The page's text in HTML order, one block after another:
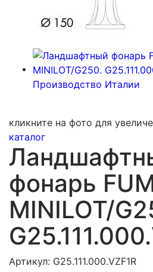
кликните на фото для
каталог
фонарь
MINILOT/
Артикул: G25.111.000.VZF1R